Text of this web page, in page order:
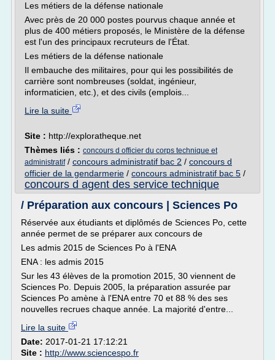
Les métiers de la défense nationale
Avec près de 20 000 postes pourvus chaque année et
plus de 400 métiers proposés, le Ministère de la défense
est l'un des principaux recruteurs de l'État.
Les métiers de la défense nationale
Il embauche des militaires, pour qui les possibilités de
carrière sont nombreuses (soldat, ingénieur,
informaticien, etc.), et des civils (emplois...
Lire la suite
Site : http://exploratheque.net
Thèmes liés : concours d officier du corps technique et
administratif/ concours administratif bac 2 / concours d
officier de la gendarmerie / concours administratif bac 5 /
concours d agent des service technique
/ Préparation aux concours | Sciences Po
Réservée aux étudiants et diplômés de Sciences Po, cette
année permet de se préparer aux concours de
Les admis 2015 de Sciences Po à l'ENA
ENA : les admis 2015
Sur les 43 élèves de la promotion 2015, 30 viennent de
Sciences Po. Depuis 2005, la préparation assurée par
Sciences Po amène à l'ENA entre 70 et 88 % des ses
nouvelles recrues chaque année. La majorité d'entre...
Lire la suite
Date: 2017-01-21 17:12:21
Site : http://www.sciencespo.fr